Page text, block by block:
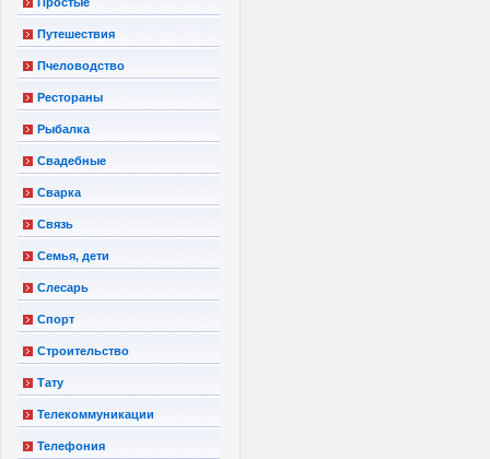
Путешествия
Пчеловодство
Рестораны
Рыбалка
Свадебные
Сварка
Связь
Семья, дети
Слесарь
Спорт
Строительство
Тату
Телекоммуникации
Телефония